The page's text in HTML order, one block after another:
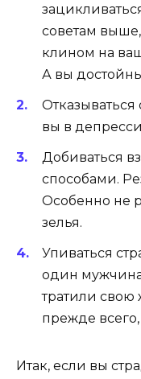
советам выше,
клином на
А вы
вы в
Добиваться
способами.
Особенно не
зелья.
Упиваться
один мужчина
тратили свою
прежде всего,
Итак, если вы